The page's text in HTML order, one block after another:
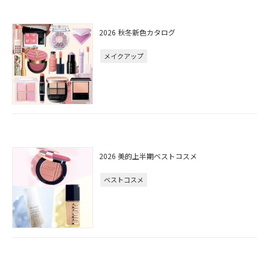
2026 秋冬新色カタログ
メイクアップ
2026 美的上半期ベストコスメ
ベストコスメ